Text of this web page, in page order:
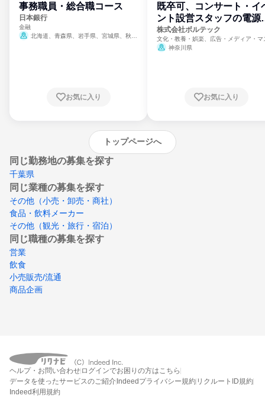
事務職員・総合職コース
日本銀行
金融
北海道、青森県、岩手県、宮城県、秋田
崎県、熊本県、大分県、宮崎県、鹿児島県、
お気に入り
既卒可、コンサート・イ
ント設営スタッフの電源
門
株式会社ボルテック
文化・教養・娯楽、広告・メディア・マ
ミ、電力・ガス・水道・エネルギー
神奈川県
お気に入り
トップページへ
同じ勤務地の募集を探す
千葉県
同じ業種の募集を探す
その他（小売・卸売・商社）
食品・飲料メーカー
その他（観光・旅行・宿泊）
同じ職種の募集を探す
営業
飲食
小売販売/流通
商品企画
ヘルプ・お問い合わせ ログインでお困りの方はこちら
データを使ったサービスのご紹介Indeedプライバシー規約 リクルートID規約
Indeed利用規約